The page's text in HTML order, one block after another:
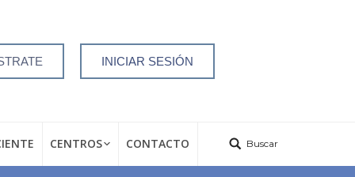
INICIAR SESIÓN
CENTROS CONTACTO Buscar